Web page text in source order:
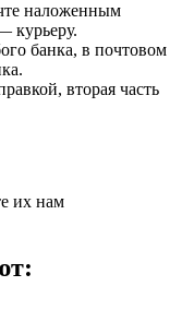
наложенным
курьеру.
банка, в почтовом
вторая часть
их нам